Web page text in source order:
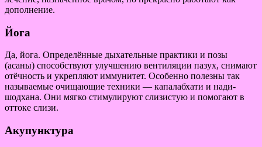
дополнение.
Йога
Да, йога. Определённые дыхательные практики и позы
(асаны) способствуют улучшению вентиляции пазух, снимают
отёчность и укрепляют иммунитет. Особенно полезны так
называемые очищающие техники — капалабхати и нади-
шодхана. Они мягко стимулируют слизистую и помогают в
оттоке слизи.
Акупунктура